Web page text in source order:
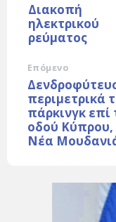
Διακοπή
ηλεκτρικού
ρεύματος
Επόμενο
περιμετρικά
πάρκινγκ επί
οδού Κύπρου,
Νέα